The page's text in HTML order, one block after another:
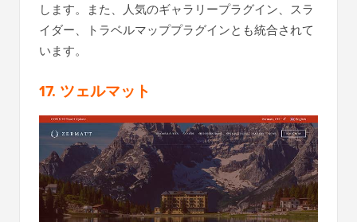
します。また、人気のギャラリープラグイン、スラ
イダー、トラベルマッププラグインとも統合されて
います。
17. ツェルマット